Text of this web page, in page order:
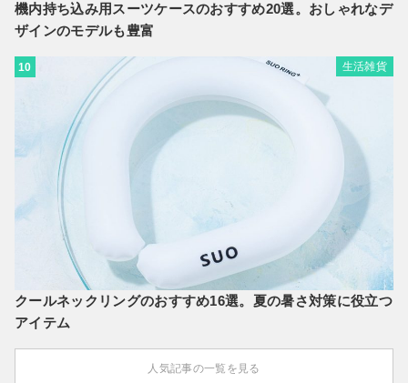
機内持ち込み用スーツケースのおすすめ20選。おしゃれなデ
ザインのモデルも豊富
10 生活雑貨
クールネックリングのおすすめ16選。夏の暑さ対策に役立つ
アイテム
人気記事の一覧を見る